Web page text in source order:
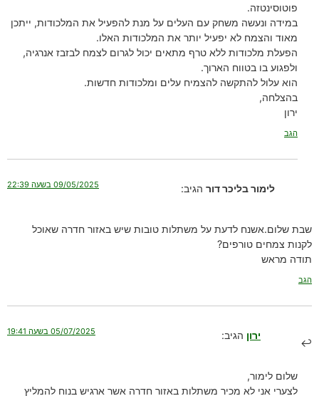
פוטוסינטזה.
במידה ונעשה משחק עם העלים על מנת להפעיל את המלכודות, ייתכן
מאוד והצמח לא יפעיל יותר את המלכודות האלו.
הפעלת מלכודות ללא טרף מתאים יכול לגרום לצמח לבזבז אנרגיה,
ולפגוע בו בטווח הארוך.
הוא עלול להתקשה להצמיח עלים ומלכודות חדשות.
בהצלחה,
ירון
הגב
לימור בליכר דור הגיב: 09/05/2025 בשעה 22:39
שבת שלום.אשנח לדעת על משתלות טובות שיש באזור חדרה שאוכל
לקנות צמחים טורפים?
תודה מראש
הגב
ירון הגיב: 05/07/2025 בשעה 19:41
שלום לימור,
לצערי אני לא מכיר משתלות באזור חדרה אשר ארגיש בנוח להמליץ